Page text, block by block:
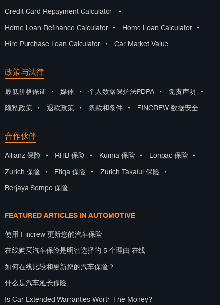
Credit Card Repayment Calculator •
Home Loan Refinance Calculator • Home Loan Calculator •
Hire Purchase Loan Calculator • Car Market Value
政策与法律
最低价格保证 • 媒体 • 个人数据保护法PDPA • 免责声明 •
隐私政策 • 退款政策 • 条款和条件 • FINCREW 数据安全
合作伙伴
Allianz 保险 • RHB 保险 • Kurnia 保险 • Lonpac 保险 •
Zurich 保险 • Etiqa 保险 • Zurich Takaful 保险 •
Berjaya Sompo 保险
FEATURED ARTICLES IN AUTOMOTIVE
使用 Fincrew 更新您的汽车保险
在线购买汽车保险是明智选择的 5 个理由 在线
如何在线比较和更新您的汽车保险？
什么是汽车延长修险
Is Car Extended Warranties Worth The Money?